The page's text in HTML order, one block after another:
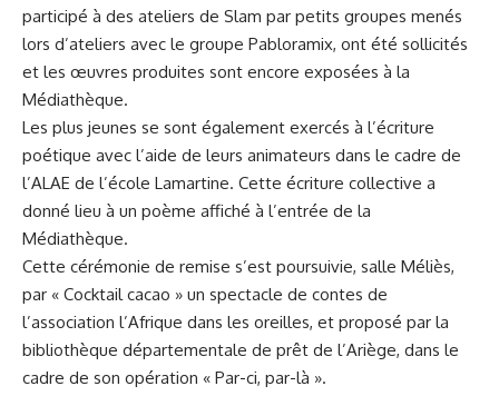
participé à des ateliers de Slam par petits groupes menés
lors d’ateliers avec le groupe Pabloramix, ont été sollicités
et les œuvres produites sont encore exposées à la
Médiathèque.
Les plus jeunes se sont également exercés à l’écriture
poétique avec l’aide de leurs animateurs dans le cadre de
l’ALAE de l’école Lamartine. Cette écriture collective a
donné lieu à un poème affiché à l’entrée de la
Médiathèque.
Cette cérémonie de remise s’est poursuivie, salle Méliès,
par « Cocktail cacao » un spectacle de contes de
l’association l’Afrique dans les oreilles, et proposé par la
bibliothèque départementale de prêt de l’Ariège, dans le
cadre de son opération « Par-ci, par-là ».